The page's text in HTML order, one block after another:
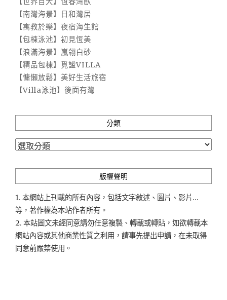
【南灣海景】日和灣居
【寓教於樂】夜宿海生館
【包棟泳池】初見恆美
【浪滿海景】嵐翎白砂
【精品包棟】覓謐VILLA
【慵懶放鬆】美好生活旅宿
【Villa泳池】後面有灣
分類
分
版權聲明
1. 本網站上刊載的所有內容，包括文字敘述、圖片、影片...
等，著作權為本站作者所有。
2. 本站圖文未經同意請勿任意複製、轉載或轉貼，如欲轉載本
網站內容或其他商業性質之利用，請事先提出申請，在未取得
同意前嚴禁使用。